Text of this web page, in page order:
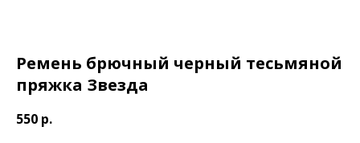
Ремень брючный черный тесьмяной
пряжка Звезда
550 р.